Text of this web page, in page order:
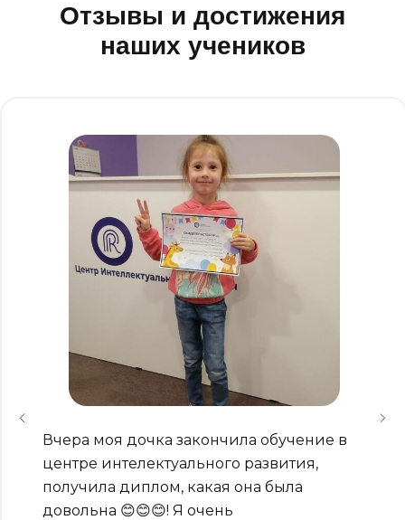
Отзывы и достижения
наших учеников
Вчера моя дочка закончила обучение в
центре интелектуального развития,
получила диплом, какая она была
довольна 😊😊😊! Я очень